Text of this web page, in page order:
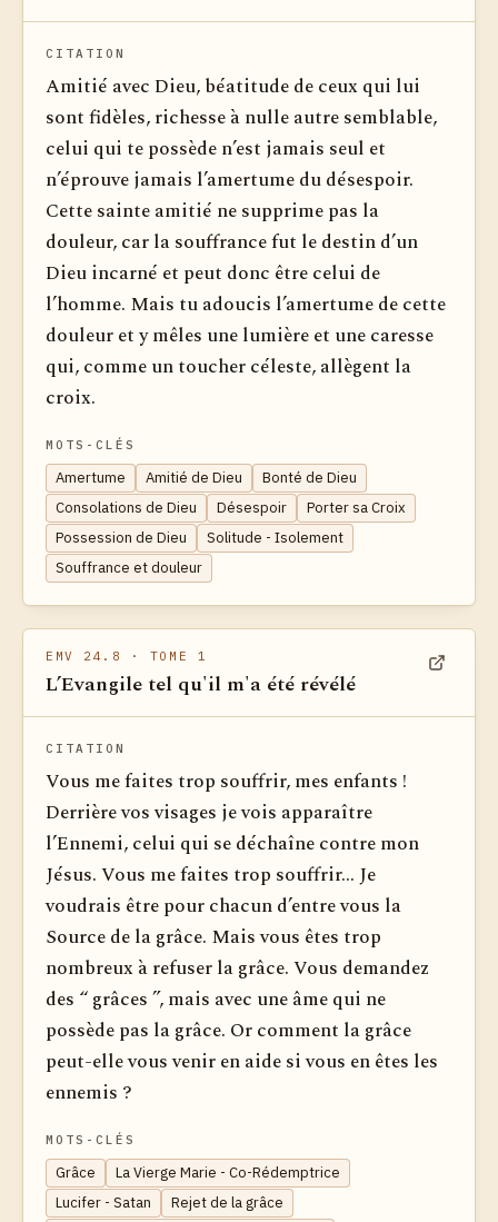
CITATION
Amitié avec Dieu, béatitude de ceux qui lui
sont fidèles, richesse à nulle autre semblable,
celui qui te possède n’est jamais seul et
n’éprouve jamais l’amertume du désespoir.
Cette sainte amitié ne supprime pas la
douleur, car la souffrance fut le destin d’un
Dieu incarné et peut donc être celui de
l’homme. Mais tu adoucis l’amertume de cette
douleur et y mêles une lumière et une caresse
qui, comme un toucher céleste, allègent la
croix.
MOTS-CLÉS
Amertume Amitié de Dieu
Bonté de Dieu
Consolations de Dieu
Désespoir
Porter sa Croix
Possession de Dieu
Solitude - Isolement
Souffrance et douleur
EMV 24.8 · TOME 1
L’Evangile tel qu'il m'a été révélé
CITATION
Vous me faites trop souffrir, mes enfants !
Derrière vos visages je vois apparaître
l’Ennemi, celui qui se déchaîne contre mon
Jésus. Vous me faites trop souffrir... Je
voudrais être pour chacun d’entre vous la
Source de la grâce. Mais vous êtes trop
nombreux à refuser la grâce. Vous demandez
des “ grâces ”, mais avec une âme qui ne
possède pas la grâce. Or comment la grâce
peut-elle vous venir en aide si vous en êtes les
ennemis ?
MOTS-CLÉS
Grâce
La Vierge Marie - Co-Rédemptrice
Lucifer - Satan
Rejet de la grâce